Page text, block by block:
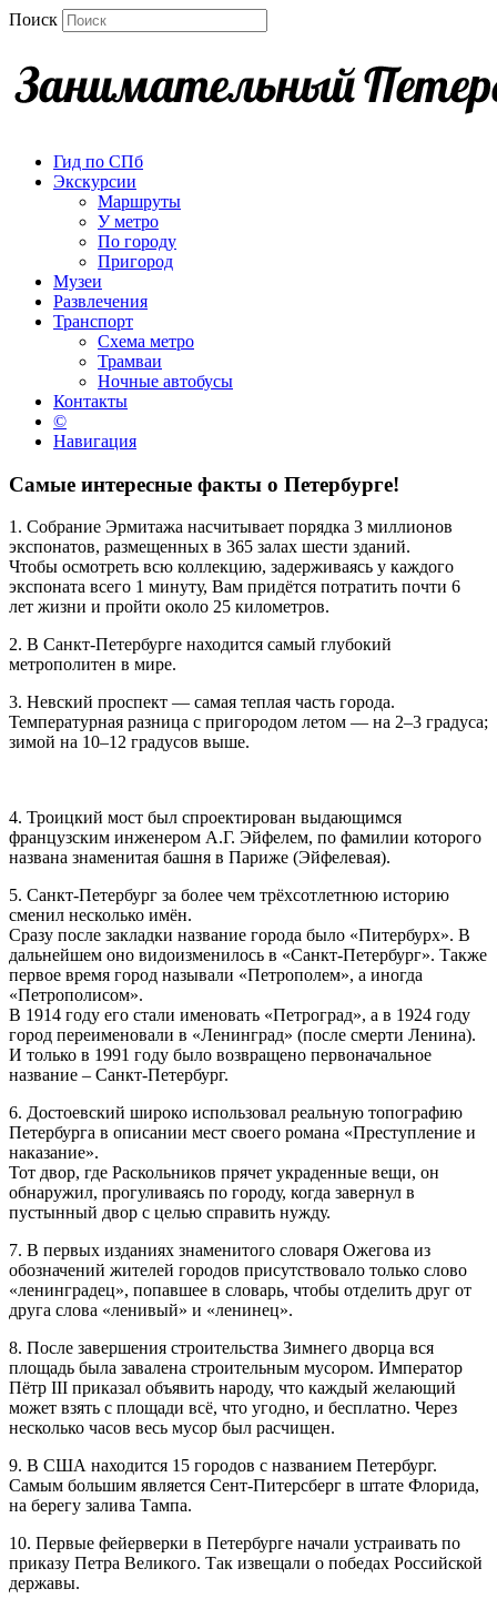
Поиск
Гид по СПб
Экскурсии
Маршруты
У метро
По городу
Пригород
Музеи
Развлечения
Транспорт
Схема метро
Трамваи
Ночные автобусы
Контакты
©
Навигация
Самые интересные факты о Петербурге!
1. Собрание Эрмитажа насчитывает порядка 3 миллионов
экспонатов, размещенных в 365 залах шести зданий.
Чтобы осмотреть всю коллекцию, задерживаясь у каждого
экспоната всего 1 минуту, Вам придётся потратить почти 6
лет жизни и пройти около 25 километров.
2. В Санкт-Петербурге находится самый глубокий
метрополитен в мире.
3. Невский проспект — самая теплая часть города.
Температурная разница с пригородом летом — на 2–3 градуса;
зимой на 10–12 градусов выше.
4. Троицкий мост был спроектирован выдающимся
французским инженером А.Г. Эйфелем, по фамилии которого
названа знаменитая башня в Париже (Эйфелевая).
5. Санкт-Петербург за более чем трёхсотлетнюю историю
сменил несколько имён.
Сразу после закладки название города было «Питербурх». В
дальнейшем оно видоизменилось в «Санкт-Петербург». Также
первое время город называли «Петрополем», а иногда
«Петрополисом».
В 1914 году его стали именовать «Петроград», а в 1924 году
город переименовали в «Ленинград» (после смерти Ленина).
И только в 1991 году было возвращено первоначальное
название – Санкт-Петербург.
6. Достоевский широко использовал реальную топографию
Петербурга в описании мест своего романа «Преступление и
наказание».
Тот двор, где Раскольников прячет украденные вещи, он
обнаружил, прогуливаясь по городу, когда завернул в
пустынный двор с целью справить нужду.
7. В первых изданиях знаменитого словаря Ожегова из
обозначений жителей городов присутствовало только слово
«ленинградец», попавшее в словарь, чтобы отделить друг от
друга слова «ленивый» и «ленинец».
8. После завершения строительства Зимнего дворца вся
площадь была завалена строительным мусором. Император
Пётр III приказал объявить народу, что каждый желающий
может взять с площади всё, что угодно, и бесплатно. Через
несколько часов весь мусор был расчищен.
9. В США находится 15 городов с названием Петербург.
Самым большим является Сент-Питерсберг в штате Флорида,
на берегу залива Тампа.
10. Первые фейерверки в Петербурге начали устраивать по
приказу Петра Великого. Так извещали о победах Российской
державы.